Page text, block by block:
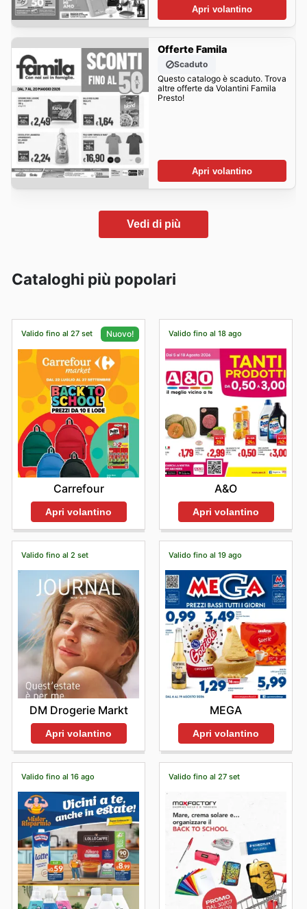
Apri volantino
Offerte Famila
Scaduto
Questo catalogo è scaduto. Trova
altre offerte da Volantini Famila
Presto!
Apri volantino
Vedi di più
Cataloghi più popolari
Valido fino al 27 set Nuovo!
Carrefour
Apri volantino
Valido fino al 18 ago
A&O
Apri volantino
Valido fino al 2 set
DM Drogerie Markt
Apri volantino
Valido fino al 19 ago
MEGA
Apri volantino
Valido fino al 16 ago Valido fino al 27 set